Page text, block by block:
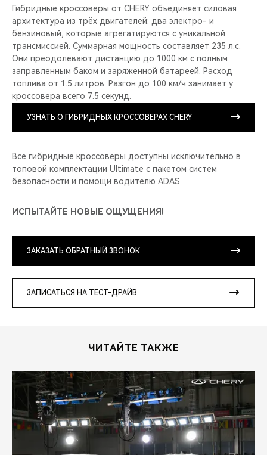
Гибридные кроссоверы от CHERY объединяет силовая
архитектура из трёх двигателей: два электро- и
бензиновый, которые агрегатируются с уникальной
трансмиссией. Суммарная мощность составляет 235 л.с.
Они преодолевают дистанцию до 1000 км с полным
заправленным баком и заряженной батареей. Расход
топлива от 1.5 литров. Разгон до 100 км/ч занимает у
кроссовера всего 7.5 секунд.
УЗНАТЬ О ГИБРИДНЫХ КРОССОВЕРАХ CHERY
Все гибридные кроссоверы доступны исключительно в
топовой комплектации Ultimate с пакетом систем
безопасности и помощи водителю ADAS.
ИСПЫТАЙТЕ НОВЫЕ ОЩУЩЕНИЯ!
ЗАКАЗАТЬ ОБРАТНЫЙ ЗВОНОК
ЗАПИСАТЬСЯ НА ТЕСТ-ДРАЙВ
ЧИТАЙТЕ ТАКЖЕ